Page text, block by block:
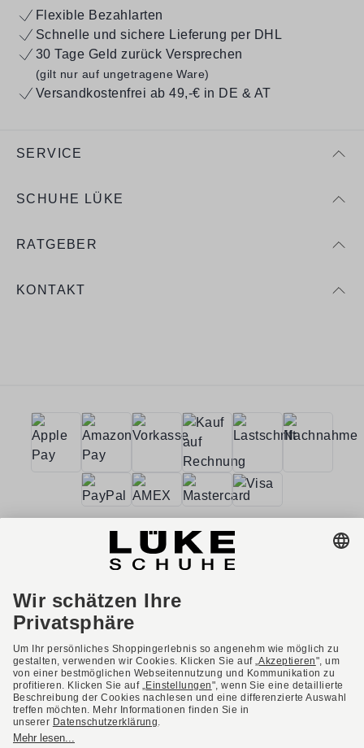
Flexible Bezahlarten
Schnelle und sichere Lieferung per DHL
30 Tage Geld zurück Versprechen
(gilt nur auf ungetragene Ware)
Versandkostenfrei ab 49,-€ in DE & AT
SERVICE
SCHUHE LÜKE
RATGEBER
KONTAKT
AGB Barrierefreiheit
Impressum
Datenschutzerklärung
Datenschutzeinstellungen